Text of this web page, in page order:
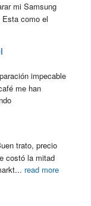
mi Samsung
como el
impecable
me han
trato, precio
costó la mitad
... read more